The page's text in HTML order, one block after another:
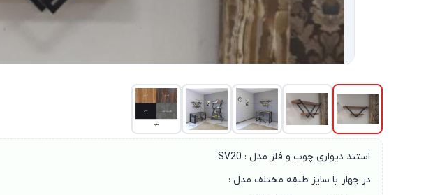
استند دیواری چوب و فلز مدل : SV20
در چهار با سایز طبقه مختلف مدل :